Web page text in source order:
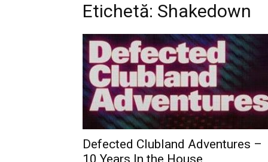
Etichetă: Shakedown
Defected Clubland Adventures –